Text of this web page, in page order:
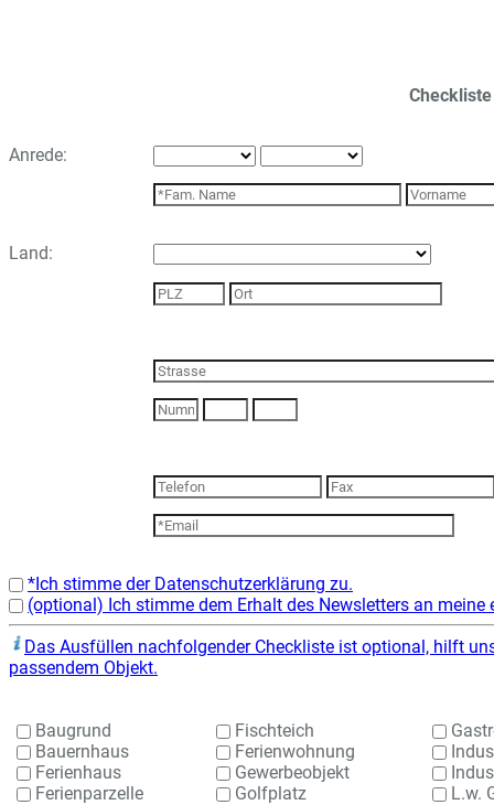
Checkliste
Anrede:
Land:
*Ich stimme der Datenschutzerklärung zu.
(optional) Ich stimme dem Erhalt des Newsletters an meine
Das Ausfüllen nachfolgender Checkliste ist optional, hilft
passendem Objekt.
Baugrund
Bauernhaus
Ferienhaus
Ferienparzelle
Fischteich
Ferienwohnung
Gewerbeobjekt
Golfplatz
L.w.